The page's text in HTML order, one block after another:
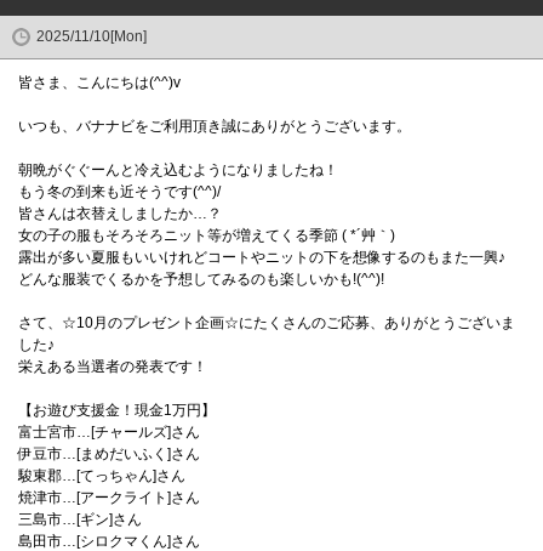
2025/11/10[Mon]
皆さま、こんにちは(^^)v
いつも、バナナビをご利用頂き誠にありがとうございます。
朝晩がぐぐーんと冷え込むようになりましたね！
もう冬の到来も近そうです(^^)/
皆さんは衣替えしましたか…？
女の子の服もそろそろニット等が増えてくる季節 ( *´艸｀)
露出が多い夏服もいいけれどコートやニットの下を想像するのもまた一興♪
どんな服装でくるかを予想してみるのも楽しいかも!(^^)!
さて、☆10月のプレゼント企画☆にたくさんのご応募、ありがとうございま
した♪
栄えある当選者の発表です！
【お遊び支援金！現金1万円】
富士宮市…[チャールズ]さん
伊豆市…[まめだいふく]さん
駿東郡…[てっちゃん]さん
焼津市…[アークライト]さん
三島市…[ギン]さん
島田市…[シロクマくん]さん